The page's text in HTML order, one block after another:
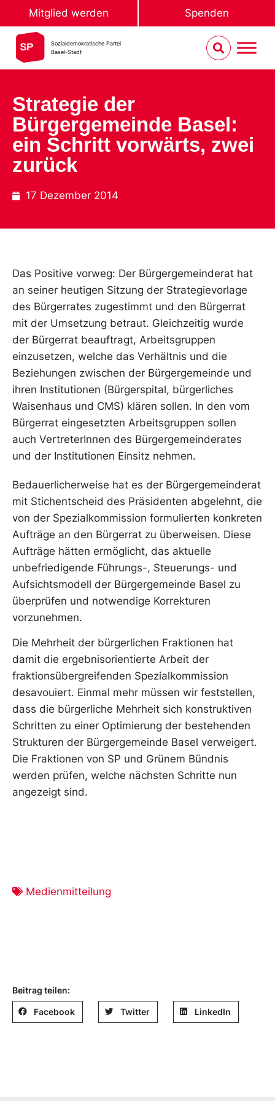
Mitglied werden Spenden
Sozialdemokratische Partei
Basel-Stadt
Strategie der
Bürgergemeinde Basel:
ein Schritt vorwärts, zwei
zurück
17 Dezember 2014
Das Positive vorweg: Der Bürgergemeinderat hat
an seiner heutigen Sitzung der Strategievorlage
des Bürgerrates zugestimmt und den Bürgerrat
mit der Umsetzung betraut. Gleichzeitig wurde
der Bürgerrat beauftragt, Arbeitsgruppen
einzusetzen, welche das Verhältnis und die
Beziehungen zwischen der Bürgergemeinde und
ihren Institutionen (Bürgerspital, bürgerliches
Waisenhaus und CMS) klären sollen. In den vom
Bürgerrat eingesetzten Arbeitsgruppen sollen
auch VertreterInnen des Bürgergemeinderates
und der Institutionen Einsitz nehmen.
Bedauerlicherweise hat es der Bürgergemeinderat
mit Stichentscheid des Präsidenten abgelehnt, die
von der Spezialkommission formulierten konkreten
Aufträge an den Bürgerrat zu überweisen. Diese
Aufträge hätten ermöglicht, das aktuelle
unbefriedigende Führungs-, Steuerungs- und
Aufsichtsmodell der Bürgergemeinde Basel zu
überprüfen und notwendige Korrekturen
vorzunehmen.
Die Mehrheit der bürgerlichen Fraktionen hat
damit die ergebnisorientierte Arbeit der
fraktionsübergreifenden Spezialkommission
desavouiert. Einmal mehr müssen wir feststellen,
dass die bürgerliche Mehrheit sich konstruktiven
Schritten zu einer Optimierung der bestehenden
Strukturen der Bürgergemeinde Basel verweigert.
Die Fraktionen von SP und Grünem Bündnis
werden prüfen, welche nächsten Schritte nun
angezeigt sind.
Medienmitteilung
Beitrag teilen:
Facebook Twitter LinkedIn